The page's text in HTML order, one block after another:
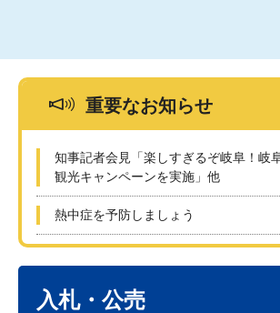
重要なお知らせ
知事記者会見「楽しすぎるぞ岐阜！岐
観光キャンペーンを実施」他
熱中症を予防しましょう
入札・公売